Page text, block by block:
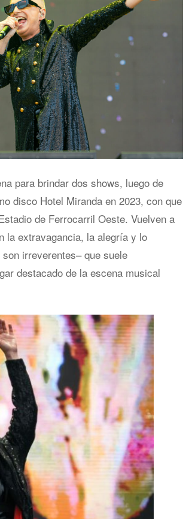
para brindar dos shows, luego de
disco Hotel Miranda en 2023, con que
de Ferrocarril Oeste. Vuelven a
la extravagancia, la alegría y lo
irreverentes– que suele
destacado de la escena musical